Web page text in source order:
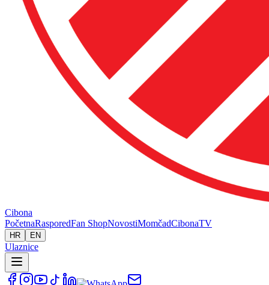
Cibona
PočetnaRasporedFan ShopNovostiMomčadCibonaTV
HR EN
Ulaznice